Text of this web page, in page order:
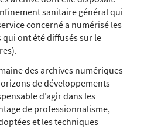
sanitaire général qui
concerné a numérisé les
ont été diffusés sur le
des archives numériques
de développements
d’agir dans les
de professionnalisme,
et les techniques